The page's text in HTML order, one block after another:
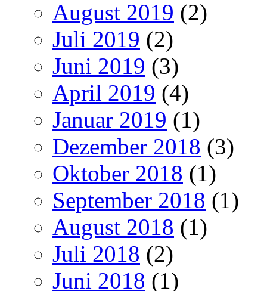
August 2019 (2)
Juli 2019 (2)
Juni 2019 (3)
April 2019 (4)
Januar 2019 (1)
Dezember 2018 (3)
Oktober 2018 (1)
September 2018 (1)
August 2018 (1)
Juli 2018 (2)
Juni 2018 (1)